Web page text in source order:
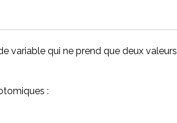
variable qui ne prend que deux valeurs
: